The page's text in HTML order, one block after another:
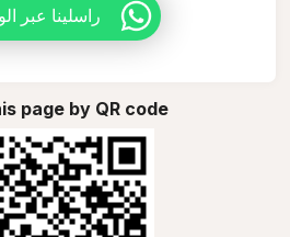
راسلينا عبر
page by QR code